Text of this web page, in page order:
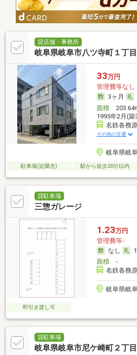
貸店舗・事務所
岐阜県岐阜市八ツ寺町１丁目
33万円
管理費等なし
3ヶ月
面積
1995年2月(
名鉄各務
その他の交通
岐阜県岐
駐車場(近隣含) 駅から徒歩20分以内
貸駐車場
三惣ガレージ
1.23万円
管理費等-
なし
面積-
名鉄各務
岐阜県岐
即引き渡し可
貸駐車場
岐阜県岐阜市尼ケ崎町２丁目